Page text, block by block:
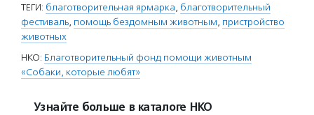
ТЕГИ: благотворительная ярмарка, благотворительный
фестиваль, помощь бездомным животным, пристройство
животных
НКО: Благотворительный фонд помощи животным
«Собаки, которые любят»
Узнайте больше в каталоге НКО